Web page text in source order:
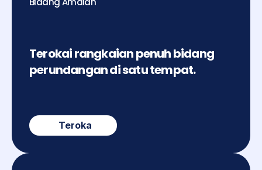
Terokai rangkaian penuh bidang
perundangan di satu tempat.
Teroka